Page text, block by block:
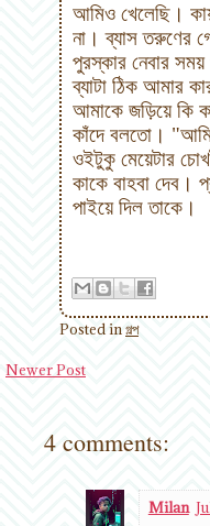
আমিও খেলেছি।
না। ব্যাস তরুণের
পুরস্কার নেবার
ব্যাটা ঠিক আমার
আমাকে জড়িয়ে কি
কাঁদে বলতো।
ওইটুকু মেয়েটার
কাকে বাহবা দেব।
পাইয়ে দিল তাকে।
Posted inগল্প
Newer Post
4 comments:
Milan